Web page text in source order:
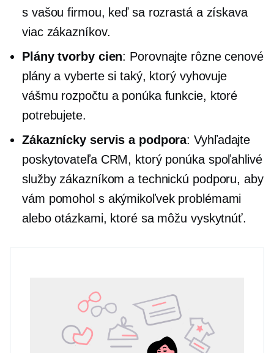
s vašou firmou, keď sa rozrastá a získava
viac zákazníkov.
Plány tvorby cien: Porovnajte rôzne cenové
plány a vyberte si taký, ktorý vyhovuje
vášmu rozpočtu a ponúka funkcie, ktoré
potrebujete.
Zákaznícky servis a podpora: Vyhľadajte
poskytovateľa CRM, ktorý ponúka spoľahlivé
služby zákazníkom a technickú podporu, aby
vám pomohol s akýmikoľvek problémami
alebo otázkami, ktoré sa môžu vyskytnúť.